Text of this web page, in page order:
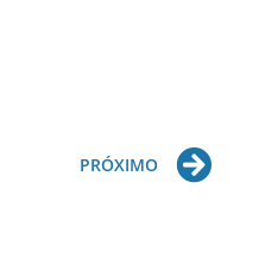
PRÓXIMO Next